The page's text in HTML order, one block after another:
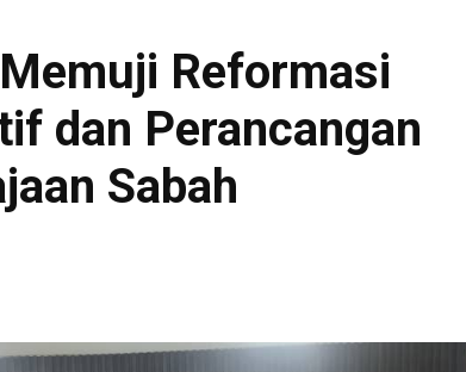
Reformasi
dan Perancangan
Sabah